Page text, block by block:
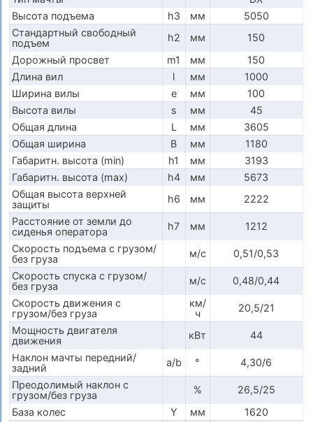
Высота подъема
h3 мм
5050
Стандартный свободный
подъем
h2 мм
150
Дорожный просвет
m1 мм
150
Длина вил
l мм
1000
Ширина вилы
e мм
100
Высота вилы
s мм
45
Общая длина
L мм
3605
Общая ширина
B мм
1180
Габаритн. высота (min)
h1 мм
3193
Габаритн. высота (max)
h4 мм
5673
Общая высота верхней
защиты
h6 мм
2222
Расстояние от земли до
сиденья оператора
h7 мм
1212
Скорость подъема с грузом/
без груза
м/с
0,51/0,53
Скорость спуска с грузом/
без груза
м/с
0,48/0,44
Скорость движения с
грузом/без груза
км/
ч
20,5/21
Мощность двигателя
движения
кВт
44
Наклон мачты передний/
задний
a/b °
4,30/6
Преодолимый наклон с
грузом/без груза
%
26,5/25
База колес
Y мм
1620